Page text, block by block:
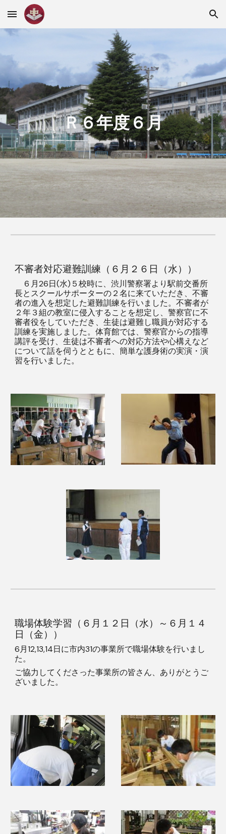
Skip to main content Skip to navigation
Ｒ６年度６月
不審者対応避難訓練（６月２６日（水））
６月26日(水)５校時に、渋川警察署より駅前交番所
長とスクールサポーターの２名に来ていただき、不審
者の進入を想定した避難訓練を行いました。不審者が
２年３組の教室に侵入することを想定し、警察官に不
審者役をしていただき、生徒は避難し職員が対応する
訓練を実施しました。体育館では、警察官からの指導
講評を受け、生徒は不審者への対応方法や心構えなど
について話を伺うとともに、簡単な護身術の実演・演
習を行いました。
職場体験学習（６月１２日（水）～６月１４
日（金））
6月12,13,14日に市内31の事業所で職場体験を行いまし
た。
ご協力してくださった事業所の皆さん、ありがとうご
ざいました。